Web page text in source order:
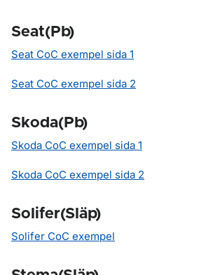
Seat(Pb)
Seat CoC exempel sida 1
Seat CoC exempel sida 2
Skoda(Pb)
Skoda CoC exempel sida 1
Skoda CoC exempel sida 2
Solifer(Släp)
Solifer CoC exempel